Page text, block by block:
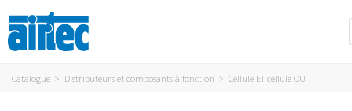
Catalogue > Distributeurs et composants à fonction > Cellule ET cellule OU